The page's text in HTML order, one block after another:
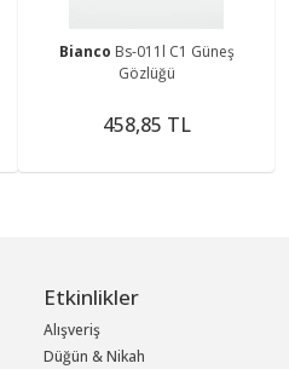
Bianco Bs-011l C1 Güneş
Gözlüğü
458,85 TL
Etkinlikler
Alışveriş
Düğün & Nikah